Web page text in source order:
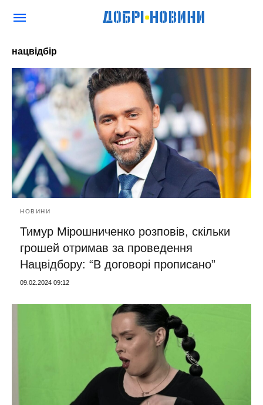
нацвідбір
НОВИНИ
Тимур Мірошниченко розповів, скільки
грошей отримав за проведення
Нацвідбору: “В договорі прописано”
09.02.2024 09:12